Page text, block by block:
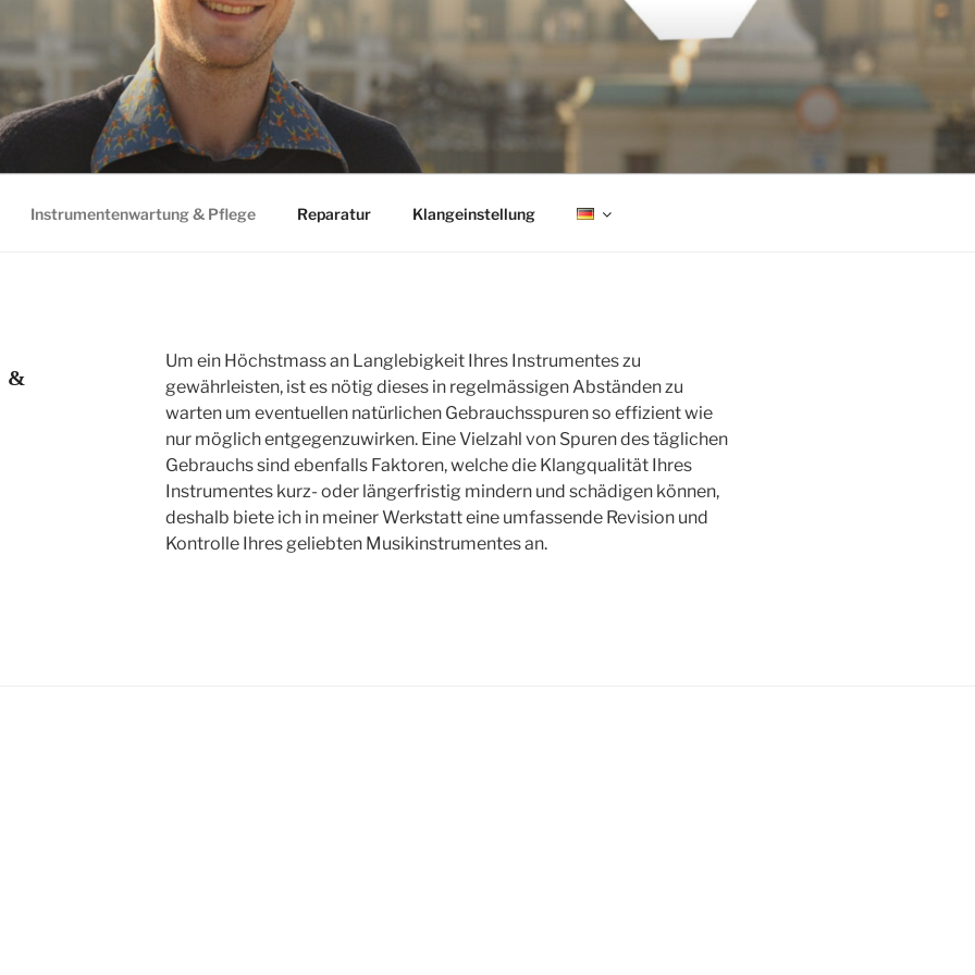
Instrumentenwartung & Pflege Reparatur Klangeinstellung
&
Um ein Höchstmass an Langlebigkeit Ihres Instrumentes zu
gewährleisten, ist es nötig dieses in regelmässigen Abständen zu
warten um eventuellen natürlichen Gebrauchsspuren so effizient wie
nur möglich entgegenzuwirken. Eine Vielzahl von Spuren des täglichen
Gebrauchs sind ebenfalls Faktoren, welche die Klangqualität Ihres
Instrumentes kurz- oder längerfristig mindern und schädigen können,
deshalb biete ich in meiner Werkstatt eine umfassende Revision und
Kontrolle Ihres geliebten Musikinstrumentes an.